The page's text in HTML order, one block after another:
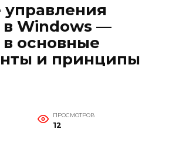
в Windows —
основные
и принципы
ПРОСМОТРОВ
12